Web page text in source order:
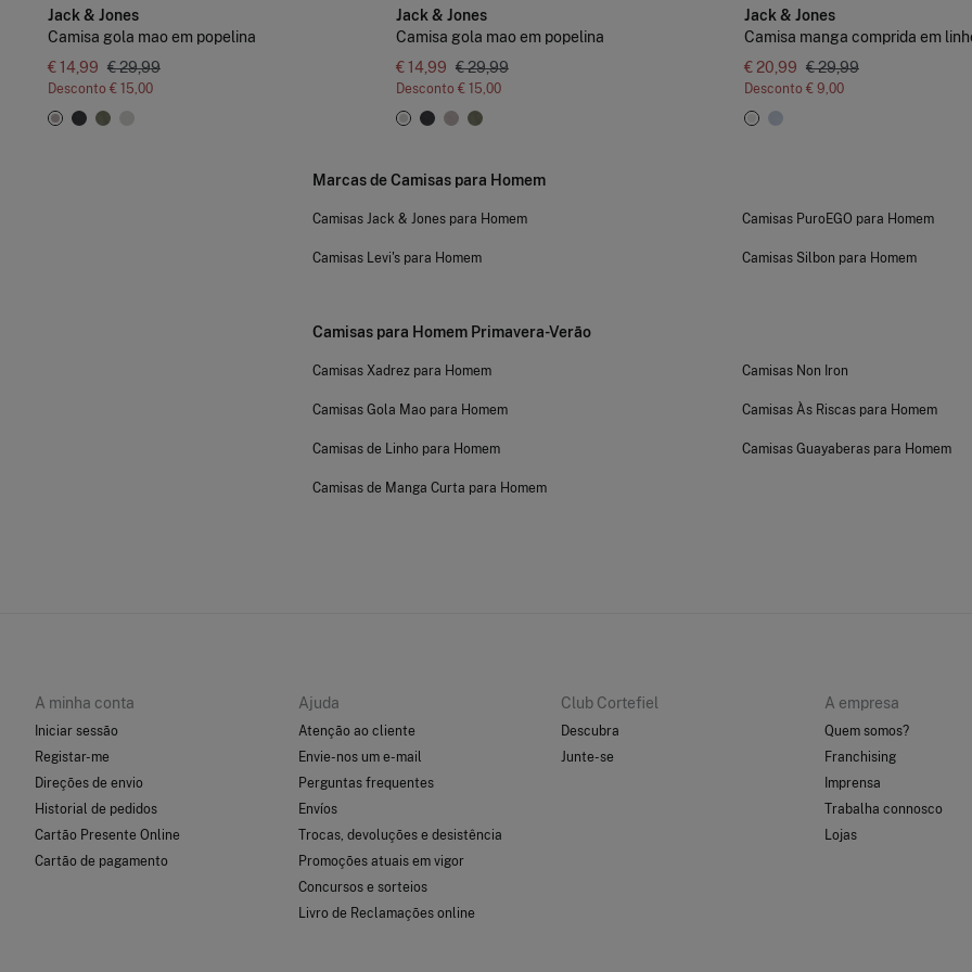
Jack & Jones
Camisa gola mao em popelina
€ 14,99 € 29,99
Desconto € 15,00
Jack & Jones
Camisa gola mao em popelina
€ 14,99 € 29,99
Desconto € 15,00
Jack & Jones
Camisa manga comprida em
€ 20,99 € 29,99
Desconto € 9,00
Marcas de Camisas para Homem
Camisas Jack & Jones para Homem
Camisas Levi's para Homem
Camisas PuroEGO para Homem
Camisas Silbon para Homem
Camisas para Homem Primavera-Verão
Camisas Xadrez para Homem
Camisas Gola Mao para Homem
Camisas de Linho para Homem
Camisas de Manga Curta para Homem
Camisas Non Iron
Camisas Às Riscas para Homem
Camisas Guayaberas para Homem
A minha conta
Iniciar sessão
Registar-me
Direções de envio
Historial de pedidos
Cartão Presente Online
Cartão de pagamento
Ajuda
Atenção ao cliente
Envie-nos um e-mail
Perguntas frequentes
Envíos
Trocas, devoluções e desistência
Promoções atuais em vigor
Concursos e sorteios
Livro de Reclamações online
Club Cortefiel
Descubra
Junte-se
A empresa
Quem somos?
Franchising
Imprensa
Trabalha connosco
Lojas